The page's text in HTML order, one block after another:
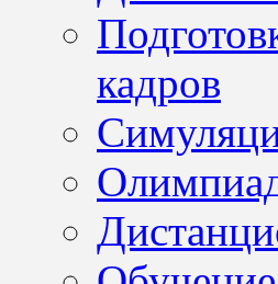
кадров